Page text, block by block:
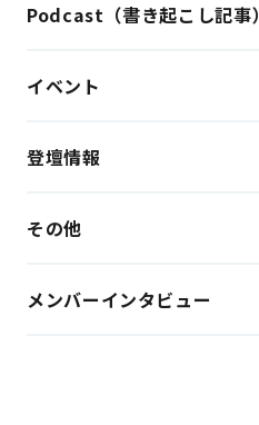
Podcast（書き起こし記事）
イベント
登壇情報
その他
メンバーインタビュー